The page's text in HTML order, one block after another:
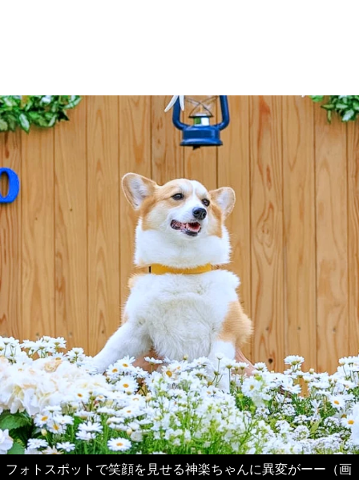
フォトスポットで笑顔を見せる神楽ちゃんに異変がーー（画